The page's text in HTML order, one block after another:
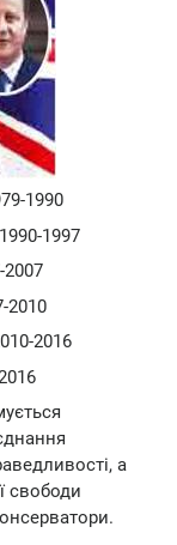
1990
1997
2010
2016
а
свободи